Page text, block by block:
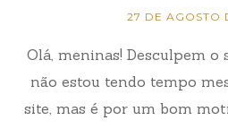
27 DE AGOSTO
Olá, meninas! Desculpem
não estou tendo tempo
site, mas é por um bom